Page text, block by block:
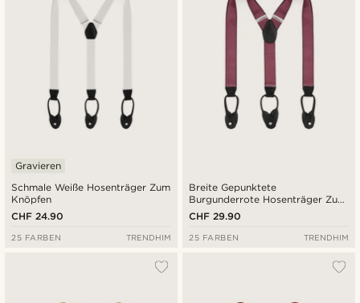
Schmale Weiße Hosenträger Zum
Knöpfen
Gravieren
CHF 24.90
25 FARBEN TRENDHIM
Breite Gepunktete
Burgunderrote Hosenträger Zum
Knöpfen
CHF 29.90
25 FARBEN TRENDHIM